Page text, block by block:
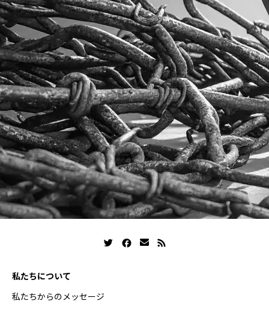
私たちについて
私たちからのメッセージ